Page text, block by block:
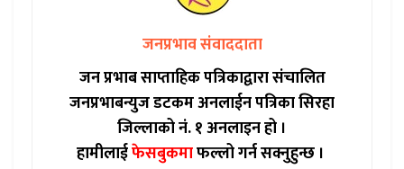
जनप्रभाव संवाददाता
जन प्रभाब साप्ताहिक पत्रिकाद्वारा संचालित
जनप्रभाबन्युज डटकम अनलाईन पत्रिका सिरहा
जिल्लाको नं. १ अनलाइन हो ।
हामीलाईफेसबुकमाफल्लो गर्न सक्नुहुन्छ ।